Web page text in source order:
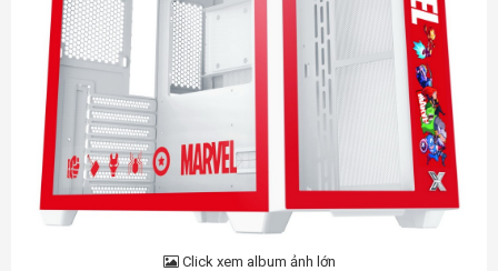
Click xem album ảnh lớn